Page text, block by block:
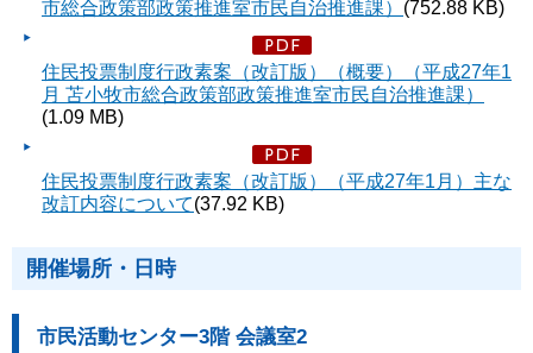
市総合政策部政策推進室市民自治推進課） (752.88 KB)
住民投票制度行政素案（改訂版）（概要）（平成27年1
月 苫小牧市総合政策部政策推進室市民自治推進課）
(1.09 MB)
住民投票制度行政素案（改訂版）（平成27年1月）主な
改訂内容について(37.92 KB)
開催場所・日時
市民活動センター3階 会議室2